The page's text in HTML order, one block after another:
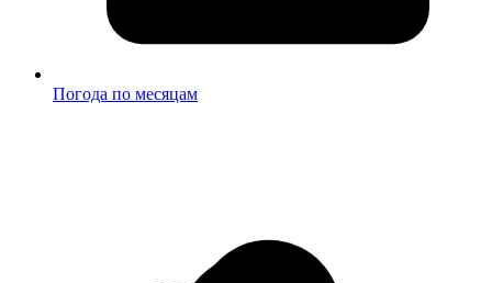
Погода по месяцам